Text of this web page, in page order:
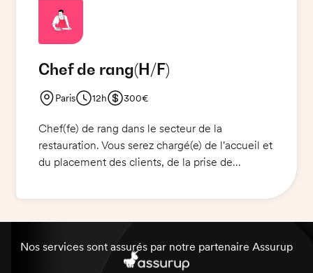
restaurant, et au respect des normes d'hygiène.
Vous devrez être à l'écoute des attentes des
et professionnelle exigée, ainsi qu'un sourire
Chef de rang(H/F)
Paris 12h 300€
Chef(fe) de rang dans le secteur de la
restauration. Vous serez chargé(e) de l'accueil et
du placement des clients, de la prise de
emporter. Vous devrez encaisser les paiements
Nos services sont assurés par notre partenaire Assurup